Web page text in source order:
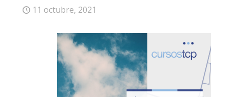
11 octubre, 2021